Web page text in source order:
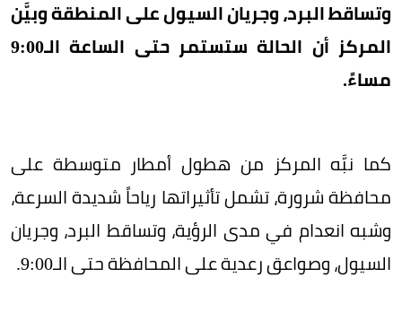
وتساقط البرد، وجريان السيول على المنطقة وبيَّن
المركز أن الحالة ستستمر حتى الساعة الـ9:00
مساءً.
كما نبَّه المركز من هطول أمطار متوسطة على
محافظة شرورة، تشمل تأثيراتها رياحاً شديدة السرعة،
وشبه انعدام في مدى الرؤية، وتساقط البرد، وجريان
السيول، وصواعق رعدية على المحافظة حتى الـ9:00.